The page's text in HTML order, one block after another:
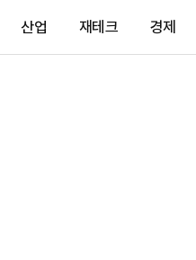
산업 재테크 경제